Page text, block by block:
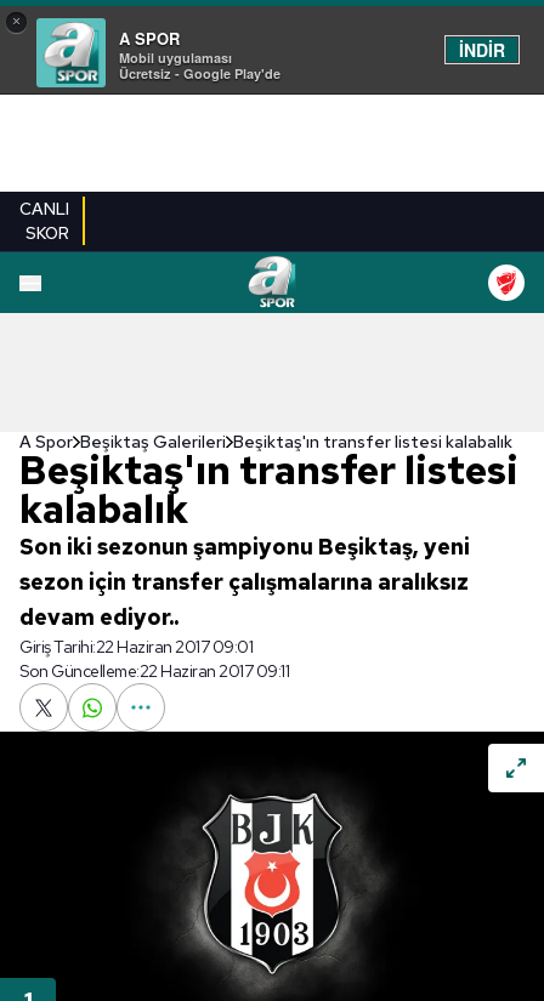
×
A SPOR
Mobil uygulaması
Ücretsiz - Google Play'de
İNDİR
CANLI
SKOR
EN YENILER
A Spor Beşiktaş Galerileri Beşiktaş'ın transfer listesi kalabalık
Beşiktaş'ın transfer listesi
kalabalık
Son iki sezonun şampiyonu Beşiktaş, yeni
sezon için transfer çalışmalarına aralıksız
devam ediyor..
Giriş Tarihi:22 Haziran 2017 09:01
Son Güncelleme:22 Haziran 2017 09:11